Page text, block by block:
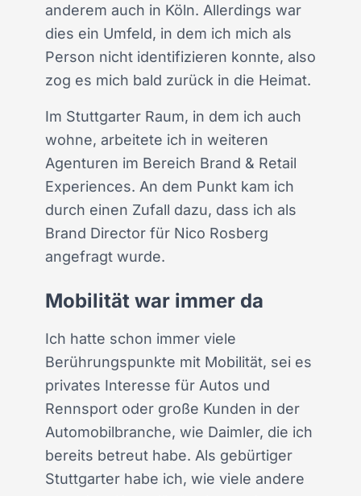
anderem auch in Köln. Allerdings war
dies ein Umfeld, in dem ich mich als
Person nicht identifizieren konnte, also
zog es mich bald zurück in die Heimat.
Im Stuttgarter Raum, in dem ich auch
wohne, arbeitete ich in weiteren
Agenturen im Bereich Brand & Retail
Experiences. An dem Punkt kam ich
durch einen Zufall dazu, dass ich als
Brand Director für Nico Rosberg
angefragt wurde.
Mobilität war immer da
Ich hatte schon immer viele
Berührungspunkte mit Mobilität, sei es
privates Interesse für Autos und
Rennsport oder große Kunden in der
Automobilbranche, wie Daimler, die ich
bereits betreut habe. Als gebürtiger
Stuttgarter habe ich, wie viele andere